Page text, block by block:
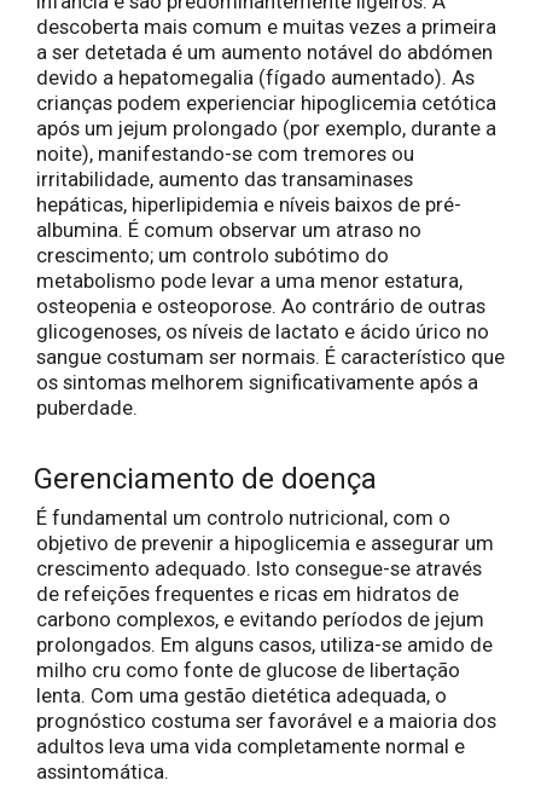
descoberta mais comum e muitas vezes a primeira
a ser detetada é um aumento notável do abdómen
devido a hepatomegalia (fígado aumentado). As
crianças podem experienciar hipoglicemia cetótica
após um jejum prolongado (por exemplo, durante a
noite), manifestando-se com tremores ou
irritabilidade, aumento das transaminases
hepáticas, hiperlipidemia e níveis baixos de pré-
albumina. É comum observar um atraso no
crescimento; um controlo subótimo do
metabolismo pode levar a uma menor estatura,
osteopenia e osteoporose. Ao contrário de outras
glicogenoses, os níveis de lactato e ácido úrico no
sangue costumam ser normais. É característico que
os sintomas melhorem significativamente após a
puberdade.
Gerenciamento de doença
É fundamental um controlo nutricional, com o
objetivo de prevenir a hipoglicemia e assegurar um
crescimento adequado. Isto consegue-se através
de refeições frequentes e ricas em hidratos de
carbono complexos, e evitando períodos de jejum
prolongados. Em alguns casos, utiliza-se amido de
milho cru como fonte de glucose de libertação
lenta. Com uma gestão dietética adequada, o
prognóstico costuma ser favorável e a maioria dos
adultos leva uma vida completamente normal e
assintomática.